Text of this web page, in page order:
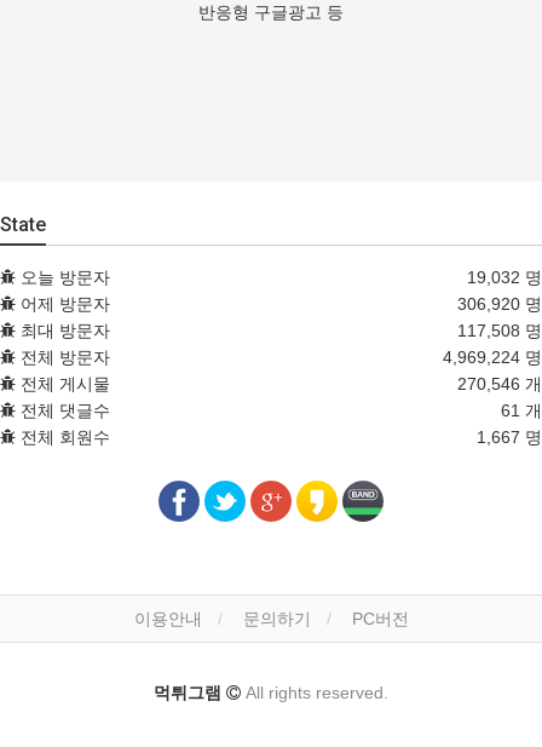
반응형 구글광고 등
State
오늘 방문자
19,032 명
어제 방문자
306,920 명
최대 방문자
117,508 명
전체 방문자
4,969,224 명
전체 게시물
270,546 개
전체 댓글수
61 개
전체 회원수
1,667 명
이용안내 문의하기 PC버전
먹튀그램 All rights reserved.